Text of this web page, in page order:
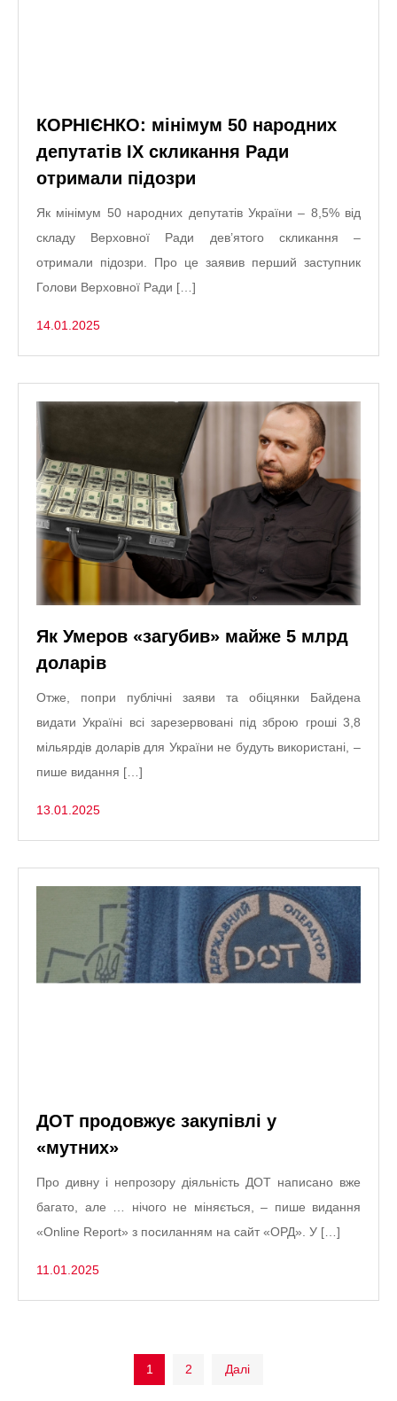
КОРНІЄНКО: мінімум 50 народних
депутатів IX скликання Ради
отримали підозри
Як мінімум 50 народних депутатів України – 8,5% від
складу Верховної Ради дев’ятого скликання –
отримали підозри. Про це заявив перший заступник
Голови Верховної Ради […]
14.01.2025
Як Умеров «загубив» майже 5 млрд
доларів
Отже, попри публічні заяви та обіцянки Байдена
видати Україні всі зарезервовані під зброю гроші 3,8
мільярдів доларів для України не будуть використані, –
пише видання […]
13.01.2025
ДОТ продовжує закупівлі у
«мутних»
Про дивну і непрозору діяльність ДОТ написано вже
багато, але … нічого не міняється, – пише видання
«Online Report» з посиланням на сайт «ОРД». У […]
11.01.2025
Пагінація
1 2 Далі